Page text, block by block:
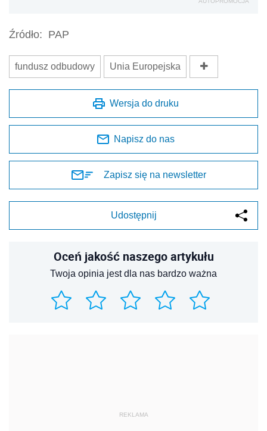
Źródło: PAP
fundusz odbudowy Unia Europejska
Wersja do druku
Napisz do nas
Zapisz się na newsletter
Udostępnij
Oceń jakość naszego artykułu
Twoja opinia jest dla nas bardzo ważna
REKLAMA